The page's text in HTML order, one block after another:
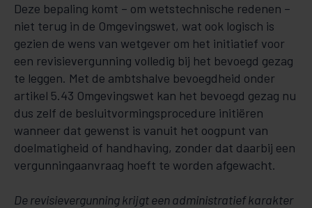
Deze bepaling komt – om wetstechnische redenen –
niet terug in de Omgevingswet, wat ook logisch is
gezien de wens van wetgever om het initiatief voor
een revisievergunning volledig bij het bevoegd gezag
te leggen. Met de ambtshalve bevoegdheid onder
artikel 5.43 Omgevingswet kan het bevoegd gezag nu
dus zelf de besluitvormingsprocedure initiëren
wanneer dat gewenst is vanuit het oogpunt van
doelmatigheid of handhaving, zonder dat daarbij een
vergunningaanvraag hoeft te worden afgewacht.
De revisievergunning krijgt een administratief karakter